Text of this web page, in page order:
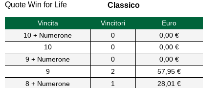
Quote Win for Life
Classico
Vincita Vincitori
Euro
10 + Numerone
0
0,00 €
10
0
0,00 €
9 + Numerone
0
0,00 €
9
2
57,95 €
8 + Numerone
1
28,01 €